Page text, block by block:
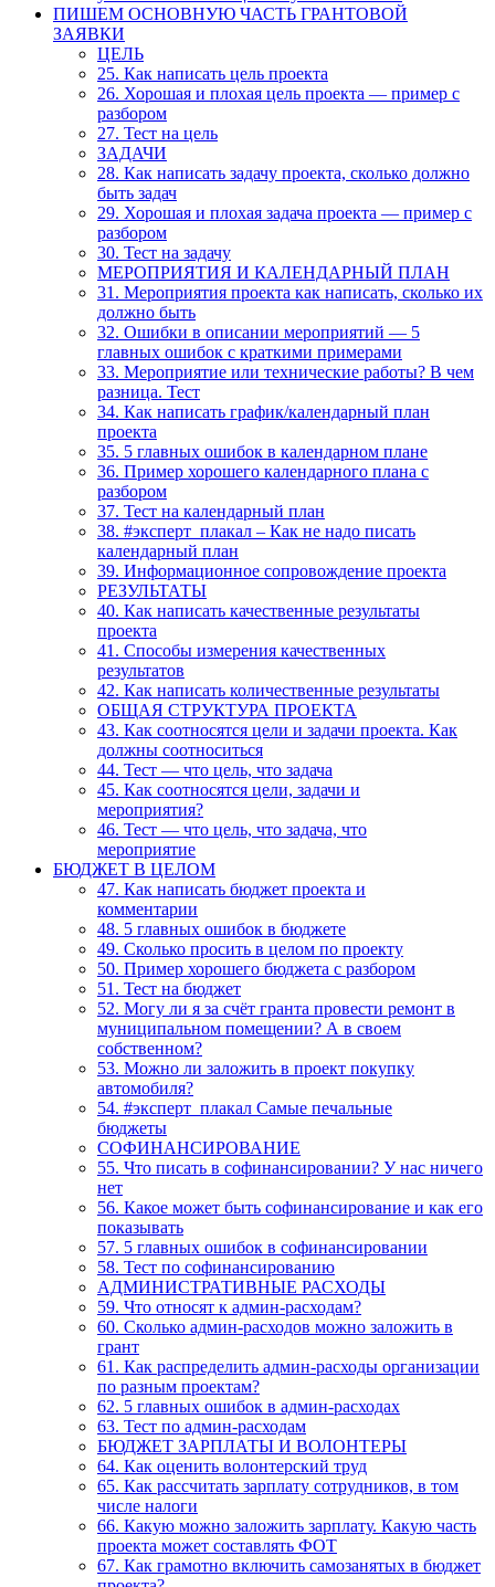
ПИШЕМ ОСНОВНУЮ ЧАСТЬ ГРАНТОВОЙ
ЗАЯВКИ
ЦЕЛЬ
25. Как написать цель проекта
26. Хорошая и плохая цель проекта — пример с
разбором
27. Тест на цель
ЗАДАЧИ
28. Как написать задачу проекта, сколько должно
быть задач
29. Хорошая и плохая задача проекта — пример с
разбором
30. Тест на задачу
МЕРОПРИЯТИЯ И КАЛЕНДАРНЫЙ ПЛАН
31. Мероприятия проекта как написать, сколько их
должно быть
32. Ошибки в описании мероприятий — 5
главных ошибок с краткими примерами
33. Мероприятие или технические работы? В чем
разница. Тест
34. Как написать график/календарный план
проекта
35. 5 главных ошибок в календарном плане
36. Пример хорошего календарного плана с
разбором
37. Тест на календарный план
38. #эксперт_плакал – Как не надо писать
календарный план
39. Информационное сопровождение проекта
РЕЗУЛЬТАТЫ
40. Как написать качественные результаты
проекта
41. Способы измерения качественных
результатов
42. Как написать количественные результаты
ОБЩАЯ СТРУКТУРА ПРОЕКТА
43. Как соотносятся цели и задачи проекта. Как
должны соотноситься
44. Тест — что цель, что задача
45. Как соотносятся цели, задачи и
мероприятия?
46. Тест — что цель, что задача, что
мероприятие
БЮДЖЕТ В ЦЕЛОМ
47. Как написать бюджет проекта и
комментарии
48. 5 главных ошибок в бюджете
49. Сколько просить в целом по проекту
50. Пример хорошего бюджета с разбором
51. Тест на бюджет
52. Могу ли я за счёт гранта провести ремонт в
муниципальном помещении? А в своем
собственном?
53. Можно ли заложить в проект покупку
автомобиля?
54. #эксперт_плакал Самые печальные
бюджеты
СОФИНАНСИРОВАНИЕ
55. Что писать в софинансировании? У нас ничего
нет
56. Какое может быть софинансирование и как его
показывать
57. 5 главных ошибок в софинансировании
58. Тест по софинансированию
АДМИНИСТРАТИВНЫЕ РАСХОДЫ
59. Что относят к админ-расходам?
60. Сколько админ-расходов можно заложить в
грант
61. Как распределить админ-расходы организации
по разным проектам?
62. 5 главных ошибок в админ-расходах
63. Тест по админ-расходам
БЮДЖЕТ ЗАРПЛАТЫ И ВОЛОНТЕРЫ
64. Как оценить волонтерский труд
65. Как рассчитать зарплату сотрудников, в том
числе налоги
66. Какую можно заложить зарплату. Какую часть
проекта может составлять ФОТ
67. Как грамотно включить самозанятых в бюджет